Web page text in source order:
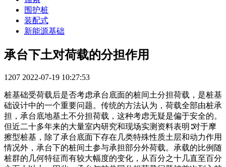
围护桩
装配式
新能源基础
承台下土对荷载的分担作用
1207 2022-07-19 10:27:53
桩基础受荷载后是否考虑承台底面的桩间土分担荷载，是桩基
础设计中的一个重要问题。传统的方法认为，荷载全部由桩承
担，承台底地基土不分担荷载，这种考虑无疑是偏于安全的。
但近二十多年来的大量室内研究和现场实测资料表明∶对于摩
擦型桩基，除了承台底面下存在几类特殊性质土层和动力作用
情况外，承台下的桩间土参与承担部分外荷载。承载的比例随
桩群的几何特征而有较大幅度的变化，从百分之十几直至百分